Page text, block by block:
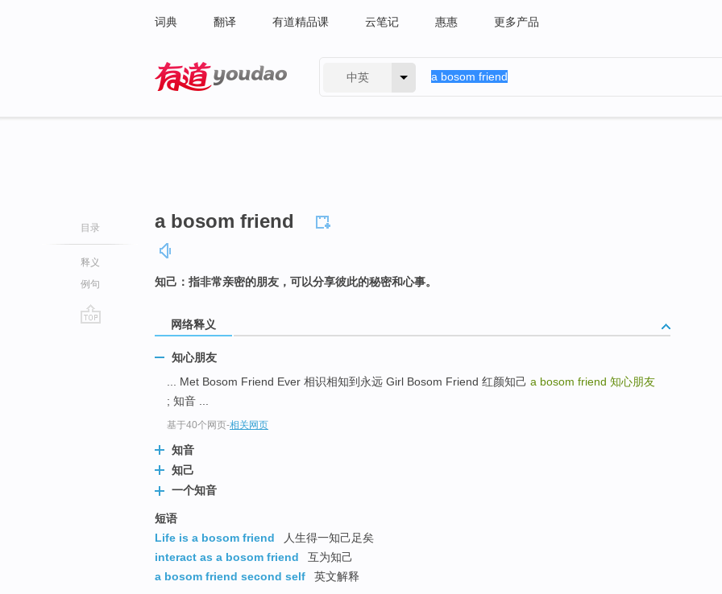
词典 翻译 有道精品课 云笔记 惠惠 更多产品
中英
目录
释义
例句
a bosom friend
知己：指非常亲密的朋友，可以分享彼此的秘密和心事。
网络释义
知心朋友
... Met Bosom Friend Ever 相识相知到永远 Girl Bosom Friend 红颜知己 a bosom friend 知心朋友
; 知音 ...
基于40个网页-相关网页
知音
知己
一个知音
短语
Life is a bosom friend
人生得一知己足矣
interact as a bosom friend
互为知己
a bosom friend second self
英文解释